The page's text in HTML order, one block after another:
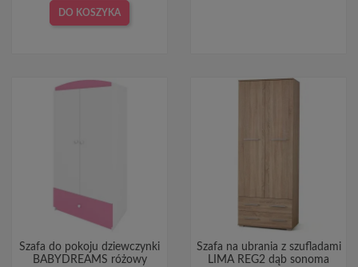
DO KOSZYKA
Szafa do pokoju dziewczynki
BABYDREAMS różowy
Szafa na ubrania z szufladami
LIMA REG2 dąb sonoma